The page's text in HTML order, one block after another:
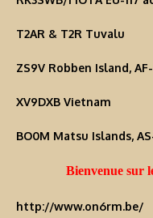
T2AR & T2R Tuvalu
ZS9V Robben Island,
XV9DXB Vietnam
BO0M Matsu Islands, AS-
Bienvenue sur
http://www.on6rm.be/